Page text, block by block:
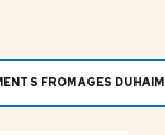
FROMAGES